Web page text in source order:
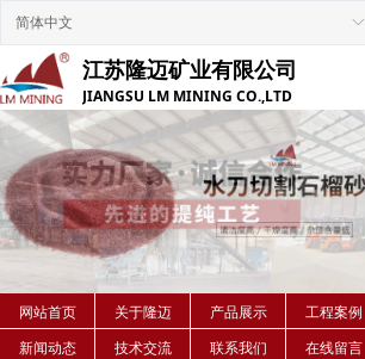
Error!ControlType:,StyleName:,ColorName:,Message:
江苏隆迈矿业有限公司
JIANGSU LM MINING CO.,LTD
网站首页 关于隆迈 产品展示
工程案例
新闻动态
技术交流 联系我们 在线留言
ꀅ
简体中文